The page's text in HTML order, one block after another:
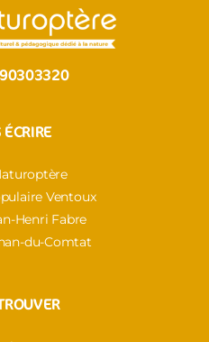
ÉCRIRE
Ventoux
Henri Fabre
du-Comtat